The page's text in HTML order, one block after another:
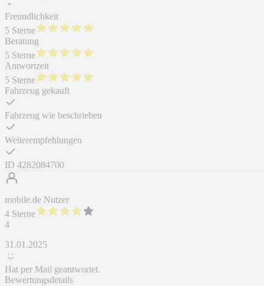
Freundlichkeit
5 Sterne
Beratung
5 Sterne
Antwortzeit
5 Sterne
Fahrzeug gekauft
Fahrzeug wie beschrieben
Weiterempfehlungen
ID 4282084700
mobile.de Nutzer
4 Sterne
4
31.01.2025
Hat per Mail geantwortet.
Bewertungsdetails